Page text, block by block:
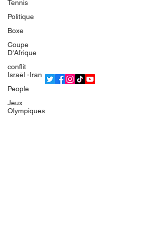
Tennis
Politique
Boxe
Coupe
D'Afrique
conflit
Israël -Iran
People
Jeux
Olympiques
L'équipe
Politique de confidentialité
Termes et conditions
© 2025 Bsean Media TV